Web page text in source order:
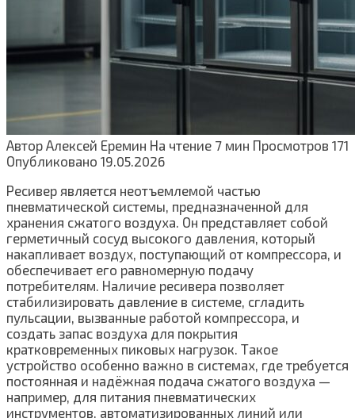
Автор Алексей Еремин На чтение 7 мин Просмотров 171
Опубликовано 19.05.2026
Ресивер является неотъемлемой частью
пневматической системы, предназначенной для
хранения сжатого воздуха. Он представляет собой
герметичный сосуд высокого давления, который
накапливает воздух, поступающий от компрессора, и
обеспечивает его равномерную подачу
потребителям. Наличие ресивера позволяет
стабилизировать давление в системе, сгладить
пульсации, вызванные работой компрессора, и
создать запас воздуха для покрытия
кратковременных пиковых нагрузок. Такое
устройство особенно важно в системах, где требуется
постоянная и надёжная подача сжатого воздуха —
например, для питания пневматических
инструментов, автоматизированных линий или